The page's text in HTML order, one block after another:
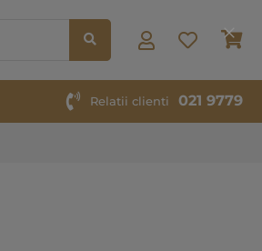
Relatii clienti 021 9779
Close
Bar